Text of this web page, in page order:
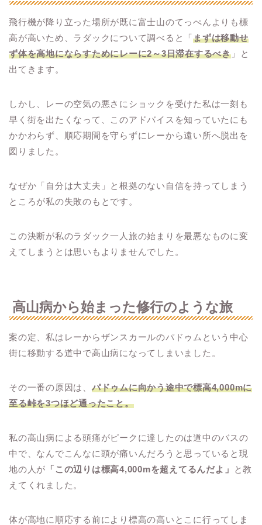
飛行機が降り立った場所が既に富士山のてっぺんよりも標
高が高いため、ラダックについて調べると「まずは移動せ
ず体を高地にならすためにレーに2～3日滞在するべき 」と
出てきます。
しかし、レーの空気の悪さにショックを受けた私は一刻も
早く街を出たくなって、このアドバイスを知っていたにも
かかわらず、順応期間を守らずにレーから遠い所へ脱出を
図りました。
なぜか「自分は大丈夫」と根拠のない自信を持ってしまう
ところが私の失敗のもとです。
この決断が私のラダック一人旅の始まりを最悪なものに変
えてしまうとは思いもよりませんでした。
高山病から始まった修行のような旅
案の定、私はレーからザンスカールのパドゥムという中心
街に移動する道中で高山病になってしまいました。
その一番の原因は、 パドゥムに向かう途中で標高4,000mに
至る峠を3つほど通ったこと。
私の高山病による頭痛がピークに達したのは道中のバスの
中で、なんでこんなに頭が痛いんだろうと思っていると現
地の人が 「この辺りは標高4,000mを超えてるんだよ」
と教
えてくれました。
体が高地に順応する前により標高の高いとこに行ってしま